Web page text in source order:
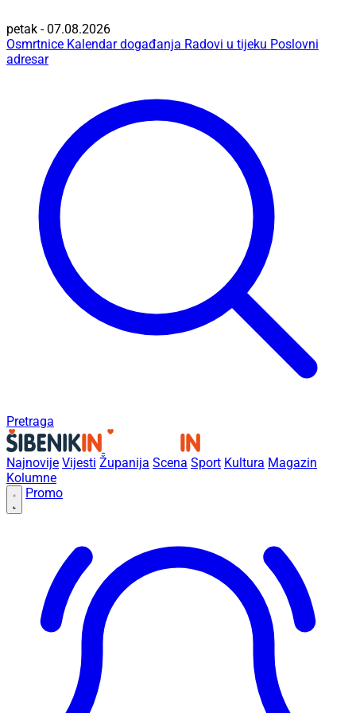
petak - 07.08.2026
Osmrtnice Kalendar događanja Radovi u tijeku Poslovni
adresar
Pretraga
Najnovije Vijesti Županija Scena Sport Kultura Magazin
Kolumne
Promo